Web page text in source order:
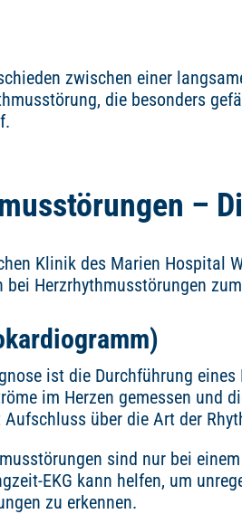
zwischen einer
die besonders
–
Klinik des Marien Hospital
bei Herzrhythmusstörungen
ist die Durchführung
im Herzen gemessen und
über die Art der
sind nur bei
EKG kann helfen, um
zu erkennen.